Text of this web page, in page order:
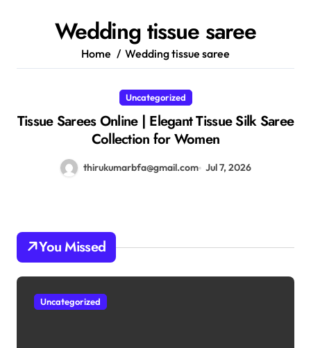
Wedding tissue saree
Home Wedding tissue saree
Uncategorized
Tissue Sarees Online | Elegant Tissue Silk Saree
Collection for Women
thirukumarbfa@gmail.com Jul 7, 2026
You Missed
Uncategorized